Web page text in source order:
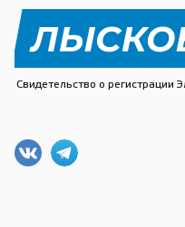
Свидетельство о